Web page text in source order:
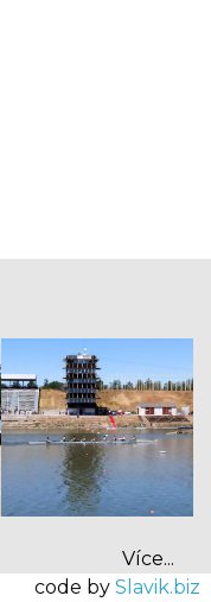
Více...
code by Slavik.biz